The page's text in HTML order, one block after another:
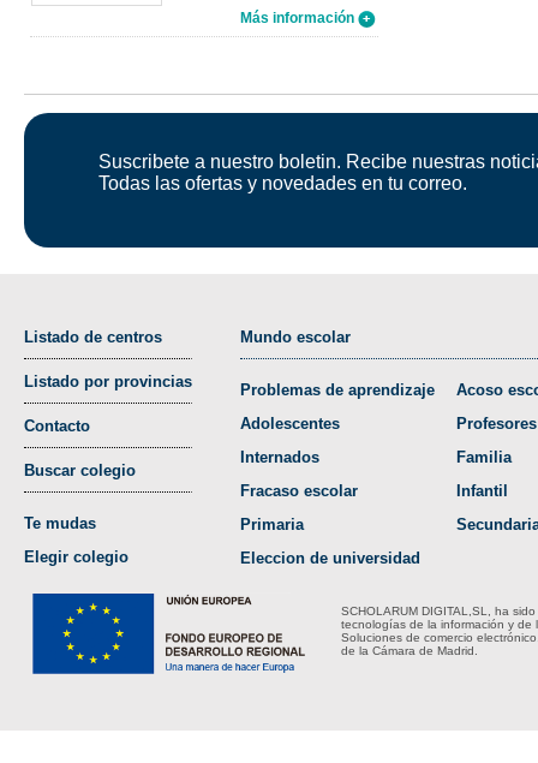
Más información
Suscribete a nuestro boletin. Recibe nuestras
Todas las ofertas y novedades en tu correo.
Listado de centros
Listado por provincias
Contacto
Buscar colegio
Te mudas
Elegir colegio
Mundo escolar
Problemas de aprendizaje
Adolescentes
Internados
Fracaso escolar
Primaria
Eleccion de universidad
Acoso
Profesores
Familia
Infantil
SCHOLARUM DIGITAL,SL, ha
tecnologías de la información y de
Soluciones de comercio
de la Cámara de Madrid.